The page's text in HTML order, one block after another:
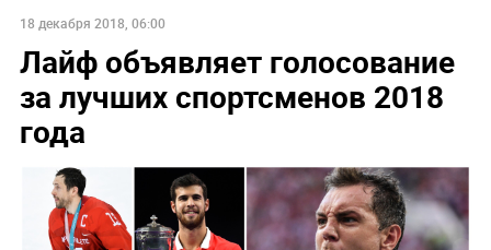
18 декабря 2018, 06:00
Лайф объявляет голосование
за лучших спортсменов 2018
года